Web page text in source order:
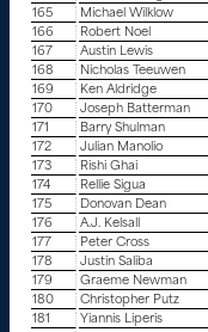
165
Michael Wilklow
166
Robert Noel
167
Austin Lewis
168
Nicholas Teeuwen
169
Ken Aldridge
170
Joseph Batterman
171
Barry Shulman
172
Julian Manolio
173
Rishi Ghai
174
Rellie Sigua
175
Donovan Dean
176
A.J. Kelsall
177
Peter Cross
178
Justin Saliba
179
Graeme Newman
180
Christopher Putz
181
Yiannis Liperis